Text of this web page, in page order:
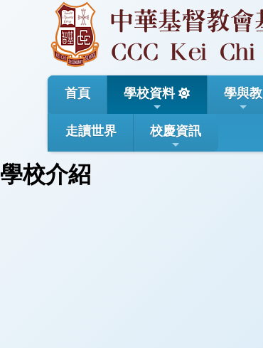
首頁 學校資料 學與教
走讀世界 校慶資訊
學校介紹